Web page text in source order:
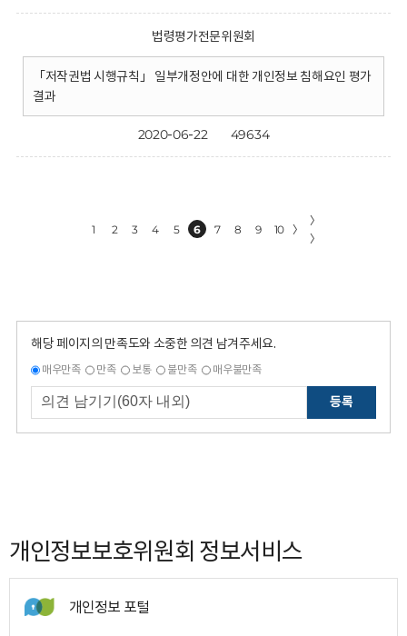
법령평가전문위원회
「저작권법 시행규칙」 일부개정안에 대한 개인정보 침해요인 평가
결과
2020-06-22 49634
1 2 3 4 5 6 7 8 9 10 〉
〉
〉
해당 페이지의 만족도와 소중한 의견 남겨주세요.
매우만족 만족 보통 불만족 매우불만족
등록
개인정보보호위원회 정보서비스
개인정보 포털